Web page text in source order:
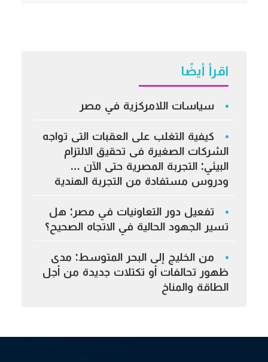
اقرأ أيضًا
سياسات اللامركزية في مصر
كيفية التغلب على العقبات التى تواجه
الشركات الصغيرة فى تحقيق الالتزام
البيئي: التجربة المصرية حتى الآن …
ودروس مستفادة من التجربة الهندية
تفعيل دور التعاونيات في مصر: هل
تسير الجهود الحالية في الاتجاه الصحيح؟
من الخليج إلى البحر المتوسط: مدى
ظهور تحالفات أو تكتلات جديدة من أجل
الطاقة والمناخ